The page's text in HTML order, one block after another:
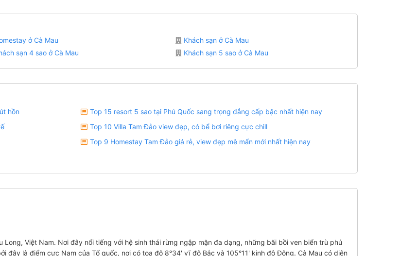
ở Cà Mau
Khách sạn ở Cà Mau
sạn 4 sao ở Cà Mau Khách sạn 5 sao ở Cà Mau
hồn
Top 15 resort 5 sao tại Phú Quốc sang trọng đẳng cấp bậc nhất hiện nay
Top 10 Villa Tam Đảo view đẹp, có bể bơi riêng cực chill
Top 9 Homestay Tam Đảo giá rẻ, view đẹp mê mẩn mới nhất hiện nay
Việt Nam. Nơi đây nổi tiếng với hệ sinh thái rừng ngập mặn đa dạng, những bãi bồi ven biển trù phú
đây là điểm cực Nam của Tổ quốc, nơi có tọa độ 8°34' vĩ độ Bắc và 105°11' kinh độ Đông. Cà Mau có diện